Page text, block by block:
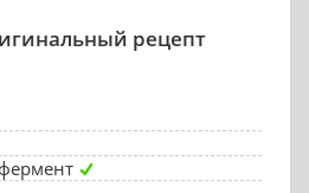
рецепт